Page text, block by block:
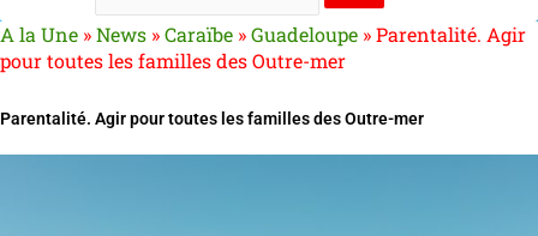
A la Une »News »Caraïbe »Guadeloupe »Parentalité. Agir
pour toutes les familles des Outre-mer
Parentalité. Agir pour toutes les familles des Outre-mer